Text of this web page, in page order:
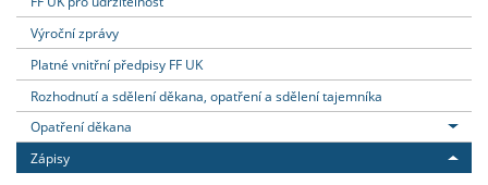
Výroční zprávy
Platné vnitřní předpisy FF UK
Rozhodnutí a sdělení děkana, opatření a sdělení tajemníka
Opatření děkana
Zápisy